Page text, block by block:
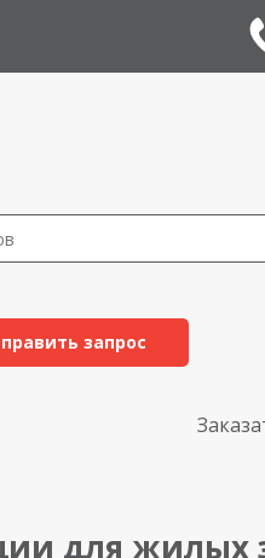
запрос
для жилых